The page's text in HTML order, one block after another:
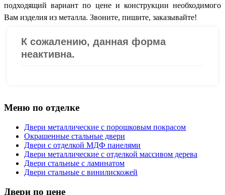
подходящий вариант по цене и конструкции необходимого
Вам изделия из металла. Звоните, пишите, заказывайте!
Меню по отделке
Двери металлические с порошковым покрасом
Окрашенные стальные двери
Двери с отделкой МДФ панелями
Двери металлические с отделкой массивом дерева
Двери стальные с ламинатом
Двери стальные с винилискожей
Двери по цене